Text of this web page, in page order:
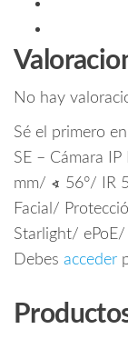
No hay
Sé el primero
SE – Cámara
mm/ ∢ 56°/ IR
Facial/
Starlight/
Debes acceder